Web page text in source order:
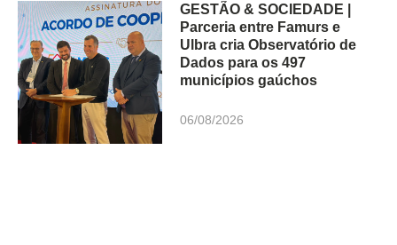
GESTÃO & SOCIEDADE |
Parceria entre Famurs e
Ulbra cria Observatório de
Dados para os 497
municípios gaúchos
06/08/2026